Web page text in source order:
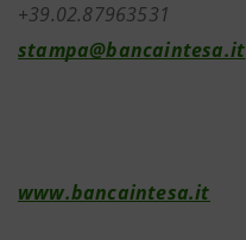
+39.02.87963531
stampa@bancaintesa.it
www.bancaintesa.it